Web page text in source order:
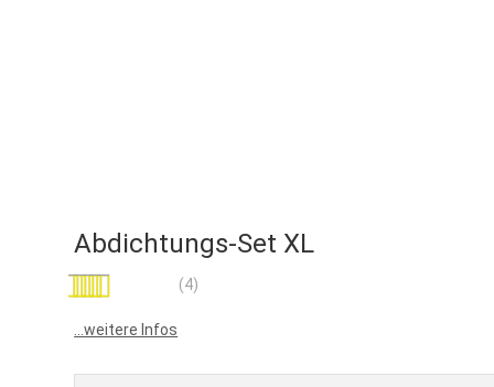
Abdichtungs-Set XL
Bewertung: (4)
...weitere Infos